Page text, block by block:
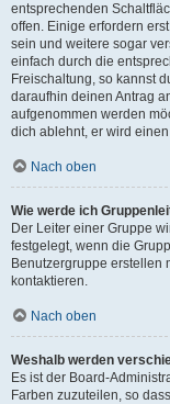
entsprechenden
offen. Einige erfordern
sein und weitere sogar
einfach durch die
Freischaltung, so kannst
daraufhin deinen Antrag
aufgenommen werden
dich ablehnt, er wird
Nach oben
Wie werde ich
Der Leiter einer Gruppe
festgelegt, wenn die
Benutzergruppe erstellen
kontaktieren.
Nach oben
Weshalb werden
Es ist der Board-
Farben zuzuteilen, so